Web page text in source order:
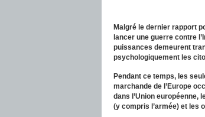
Malgré le dernier rapport
lancer une guerre contre
puissances demeurent
psychologiquement les
Pendant ce temps, les
marchande de l’Europe
dans l’Union européenne,
(y compris l’armée) et les